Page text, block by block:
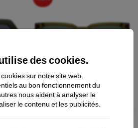
des cookies.
sur notre site web.
au bon fonctionnement du
nous aident à analyser le
le contenu et les publicités.
Vente